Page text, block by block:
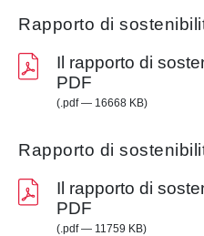
Rapporto di
Il rapporto di
PDF
(.pdf — 16668 KB)
Rapporto di
Il rapporto di
PDF
(.pdf — 11759 KB)